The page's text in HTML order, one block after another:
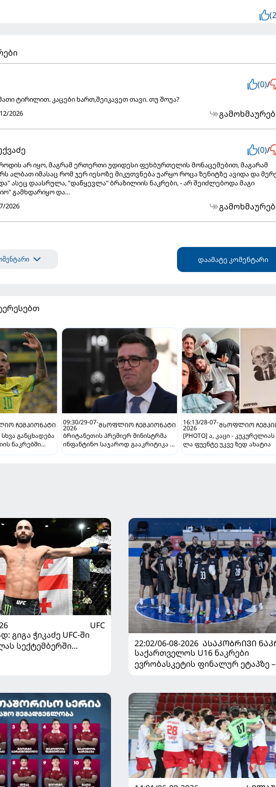
(0)/
ტირილით. კაცები ხართ,შეიკავეთ თავი. თუ შოუა?
2026
(0)/
არ იყო, მაგრამ ერთერთი უდიდესი ფეხბურთელის მონაცემებით, მაგარამ
ალბათ იმასაც რომ ჯერ იესოზე მიკუთვნება უარყო როცა ზენიტზე ავიდა და
ასეც დაასრულა, "დაწყევლა" ბრაზილიის ნაკრები, - არ შეიძლებოდა მაგი
გამხდარიყო და…
2026
დაამატე კომენტარი
ᲩᲔᲛᲞᲘᲝᲜᲐᲢᲘ
განცხადება
ნაკრებში
09:30/29-07-
2026
ᲛᲡᲝᲤᲚᲘᲝ ᲩᲔᲛᲞᲘᲝᲜᲐᲢᲘ
ბრიტანეთის პრემიერ მინისტრმა
ინფანტინო საჯაროდ გააკრიტიკა -
16:13/28-07-
2026
ᲛᲡᲝᲤᲚᲘᲝ
[PHOTO] ა, კაცი -
ლა ფუენტე უკვე ზედ ახატია
UFC
გიგა ჭიკაძე UFC-ში
სექტემბერში
22:02/06-08-2026 ᲐᲡᲐᲙᲝᲑᲠᲘᲕᲘ
საქართველოს U16 ნაკრები
ევრობასკეტის ფინალურ ეტაპზე –